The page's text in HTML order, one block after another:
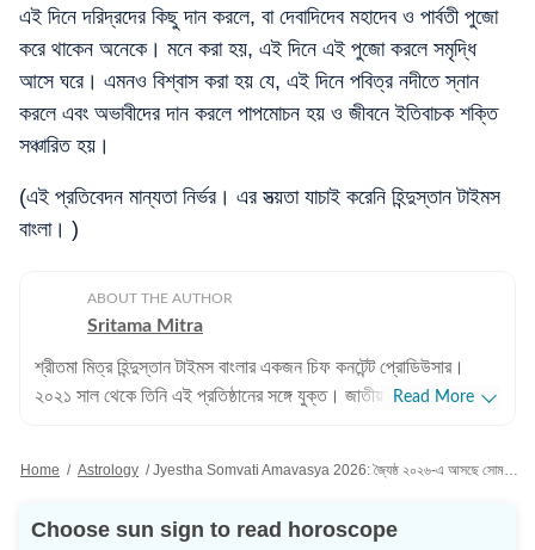
এই দিনে দরিদ্রদের কিছু দান করলে, বা দেবাদিদেব মহাদেব ও পার্বতী পুজো
করে থাকেন অনেকে। মনে করা হয়, এই দিনে এই পুজো করলে সমৃদ্ধি
আসে ঘরে। এমনও বিশ্বাস করা হয় যে, এই দিনে পবিত্র নদীতে স্নান
করলে এবং অভাবীদের দান করলে পাপমোচন হয় ও জীবনে ইতিবাচক শক্তি
সঞ্চারিত হয়।
(এই প্রতিবেদন মান্যতা নির্ভর। এর সত্য়তা যাচাই করেনি হিন্দুস্তান টাইমস
বাংলা। )
ABOUT THE AUTHOR
Sritama Mitra
শ্রীতমা মিত্র হিন্দুস্তান টাইমস বাংলার একজন চিফ কনটেন্ট প্রোডিউসার।
২০২১ সাল থেকে তিনি এই প্রতিষ্ঠানের সঙ্গে যুক্ত। জাতীয় এবং আন্তর্জাতিক
আগ্রহ রয়েছে। পেশাদার জীবন: পেশাদার জীবনের শুরুতে শ্রীতমা আকাশবাণী,
নিউজ বাংলায় কপি এডিটর হিসেবে যোগদান করেন। পরবর্তীতে ওয়ানইন্ডিয়া-সহ
Read More
Home / Astrology / Jyestha Somvati Amavasya 2026: জ্যৈষ্ঠ ২০২৬-এ আসছে সোমবতী অমাবস্যা! তারিখ, তিথি দেখে নিন
Choose sun sign to read horoscope